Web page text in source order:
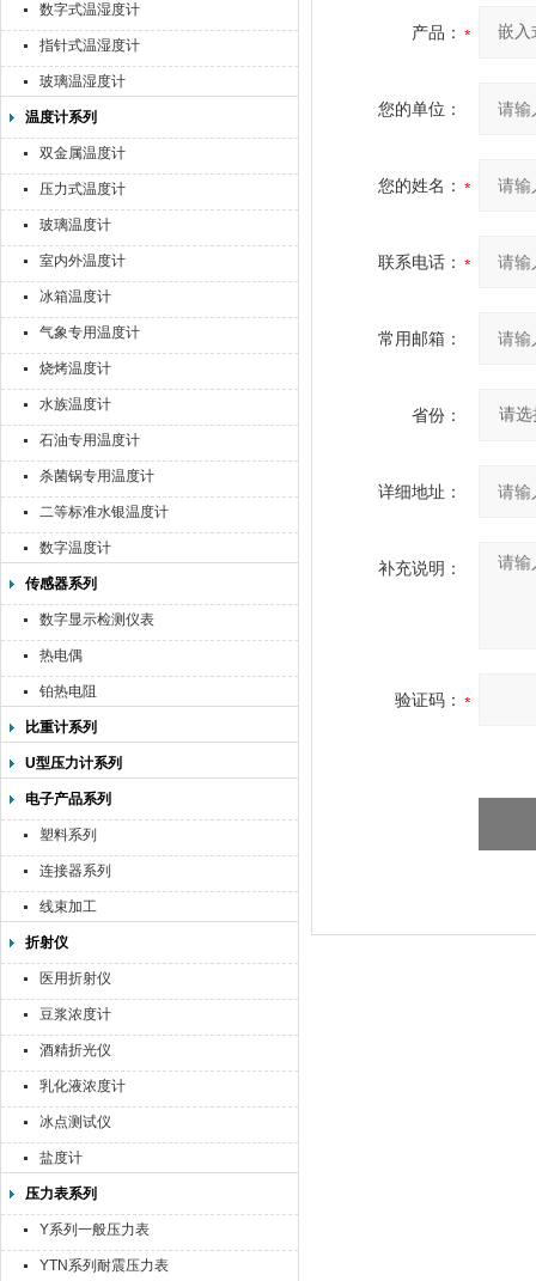
数字式温湿度计
指针式温湿度计
玻璃温湿度计
温度计系列
双金属温度计
压力式温度计
玻璃温度计
室内外温度计
冰箱温度计
气象专用温度计
烧烤温度计
水族温度计
石油专用温度计
杀菌锅专用温度计
二等标准水银温度计
数字温度计
传感器系列
数字显示检测仪表
热电偶
铂热电阻
比重计系列
U型压力计系列
电子产品系列
塑料系列
连接器系列
线束加工
折射仪
医用折射仪
豆浆浓度计
酒精折光仪
乳化液浓度计
冰点测试仪
盐度计
压力表系列
Y系列一般压力表
YTN系列耐震压力表
产品：
您的单位：
您的姓名：
联系电话：
常用邮箱：
省份：
详细地址：
补充说明：
验证码：